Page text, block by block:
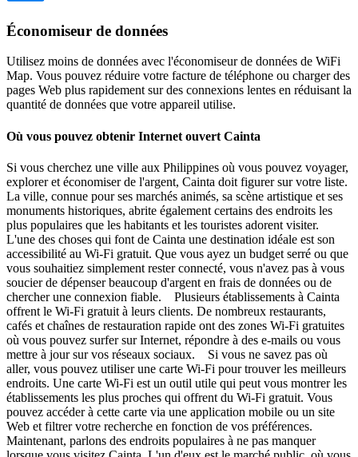
Économiseur de données
Utilisez moins de données avec l'économiseur de données de WiFi
Map. Vous pouvez réduire votre facture de téléphone ou charger des
pages Web plus rapidement sur des connexions lentes en réduisant la
quantité de données que votre appareil utilise.
Où vous pouvez obtenir Internet ouvert Cainta
Si vous cherchez une ville aux Philippines où vous pouvez voyager,
explorer et économiser de l'argent, Cainta doit figurer sur votre liste.
La ville, connue pour ses marchés animés, sa scène artistique et ses
monuments historiques, abrite également certains des endroits les
plus populaires que les habitants et les touristes adorent visiter.
L'une des choses qui font de Cainta une destination idéale est son
accessibilité au Wi-Fi gratuit. Que vous ayez un budget serré ou que
vous souhaitiez simplement rester connecté, vous n'avez pas à vous
soucier de dépenser beaucoup d'argent en frais de données ou de
chercher une connexion fiable. Plusieurs établissements à Cainta
offrent le Wi-Fi gratuit à leurs clients. De nombreux restaurants,
cafés et chaînes de restauration rapide ont des zones Wi-Fi gratuites
où vous pouvez surfer sur Internet, répondre à des e-mails ou vous
mettre à jour sur vos réseaux sociaux. Si vous ne savez pas où
aller, vous pouvez utiliser une carte Wi-Fi pour trouver les meilleurs
endroits. Une carte Wi-Fi est un outil utile qui peut vous montrer les
établissements les plus proches qui offrent du Wi-Fi gratuit. Vous
pouvez accéder à cette carte via une application mobile ou un site
Web et filtrer votre recherche en fonction de vos préférences.
Maintenant, parlons des endroits populaires à ne pas manquer